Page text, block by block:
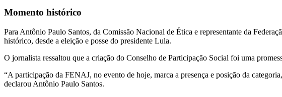
Momento histórico
Para Antônio Paulo Santos, da Comissão Nacional de Ética e representante da
histórico, desde a eleição e posse do presidente Lula.
O jornalista ressaltou que a criação do Conselho de Participação Social foi uma
“A participação da FENAJ, no evento de hoje, marca a presença e posição da
declarou Antônio Paulo Santos.